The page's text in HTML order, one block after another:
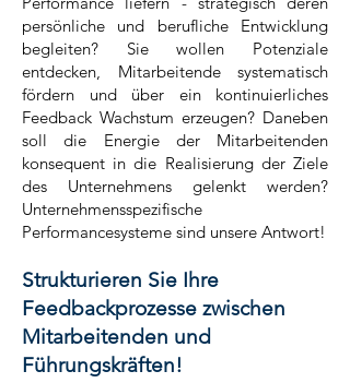
persönliche und berufliche Entwicklung
begleiten? Sie wollen Potenziale
entdecken, Mitarbeitende systematisch
fördern und über ein kontinuierliches
Feedback Wachstum erzeugen? Daneben
soll die Energie der Mitarbeitenden
konsequent in die Realisierung der Ziele
des Unternehmens gelenkt werden?
Unternehmensspezifische
Performancesysteme sind unsere Antwort!
Strukturieren Sie Ihre
Feedbackprozesse zwischen
Mitarbeitenden und
Führungskräften!